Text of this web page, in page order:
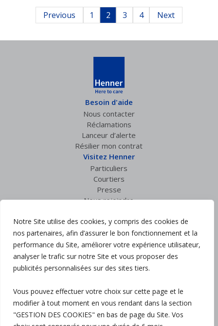
Notre Site utilise des cookies, y compris des cookies de
nos partenaires, afin d’assurer le bon fonctionnement et la
performance du Site, améliorer votre expérience utilisateur,
analyser le trafic sur notre Site et vous proposer des
publicités personnalisées sur des sites tiers.
Vous pouvez effectuer votre choix sur cette page et le
modifier à tout moment en vous rendant dans la section
"GESTION DES COOKIES" en bas de page du Site. Vos
Previous 1 2 3 4 Next
Besoin d'aide
Nous contacter
Réclamations
Lanceur d’alerte
Résilier mon contrat
Visitez Henner
Particuliers
Courtiers
Presse
Nous rejoindre
Accès courtiers
Suivez nous :
Politique de confidentialité
Politique Qualité
Gestion des cookies
Plan du site
Accessibilité : partiellement conforme